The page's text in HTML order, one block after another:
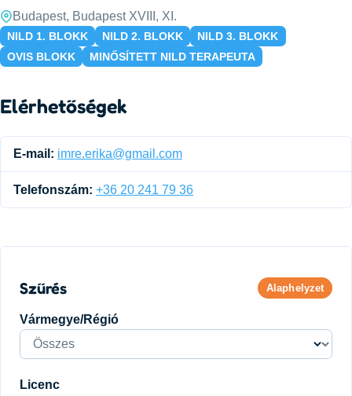
Budapest, Budapest XVIII, XI.
NILD 1. BLOKK NILD 2. BLOKK
NILD 3. BLOKK
OVIS BLOKK
MINŐSÍTETT NILD TERAPEUTA
Elérhetőségek
E-mail: imre.erika@gmail.com
Telefonszám: +36 20 241 79 36
Szűrés Alaphelyzet
Vármegye/Régió
Licenc